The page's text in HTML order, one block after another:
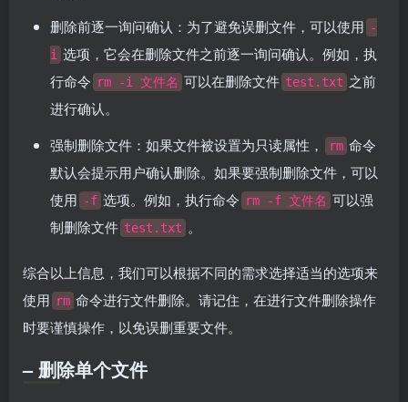
删除前逐一询问确认：为了避免误删文件，可以使用 -
i 选项，它会在删除文件之前逐一询问确认。例如，执
行命令 rm -i 文件名 可以在删除文件 test.txt 之前
进行确认。
强制删除文件：如果文件被设置为只读属性，
rm 命令
默认会提示用户确认删除。如果要强制删除文件，可以
使用 -f 选项。例如，执行命令 rm -f 文件名 可以强
制删除文件 test.txt 。
综合以上信息，我们可以根据不同的需求选择适当的选项来
使用 rm 命令进行文件删除。请记住，在进行文件删除操作
时要谨慎操作，以免误删重要文件。
– 删除单个文件